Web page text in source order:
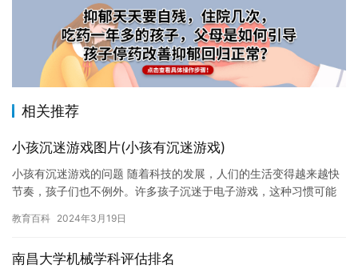
相关推荐
小孩沉迷游戏图片(小孩有沉迷游戏)
小孩有沉迷游戏的问题 随着科技的发展，人们的生活变得越来越快
节奏，孩子们也不例外。许多孩子沉迷于电子游戏，这种习惯可能
娱…
教育百科 2024年3月19日
南昌大学机械学科评估排名